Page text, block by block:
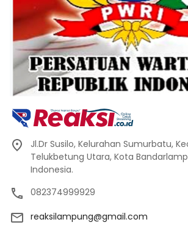
Jl.Dr Susilo, Kelurahan Sumurbatu,
Telukbetung Utara, Kota
Indonesia.
082374999929
reaksilampung@gmail.com